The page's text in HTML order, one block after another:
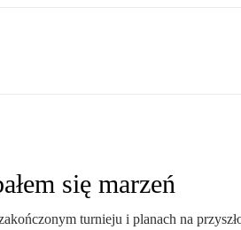
się marzeń
turnieju i planach na